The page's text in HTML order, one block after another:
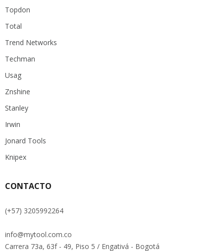
Topdon
Total
Trend Networks
Techman
Usag
Znshine
Stanley
Irwin
Jonard Tools
Knipex
CONTACTO
(+57) 3205992264
info@mytool.com.co
Carrera 73a, 63f - 49, Piso 5 / Engativá - Bogotá